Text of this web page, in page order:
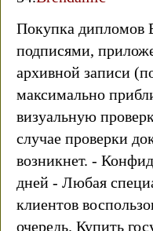
Покупка дипломов
подписями,
архивной записи
максимально
визуальную
случае проверки
возникнет. -
дней - Любая
клиентов
очередь. Купить